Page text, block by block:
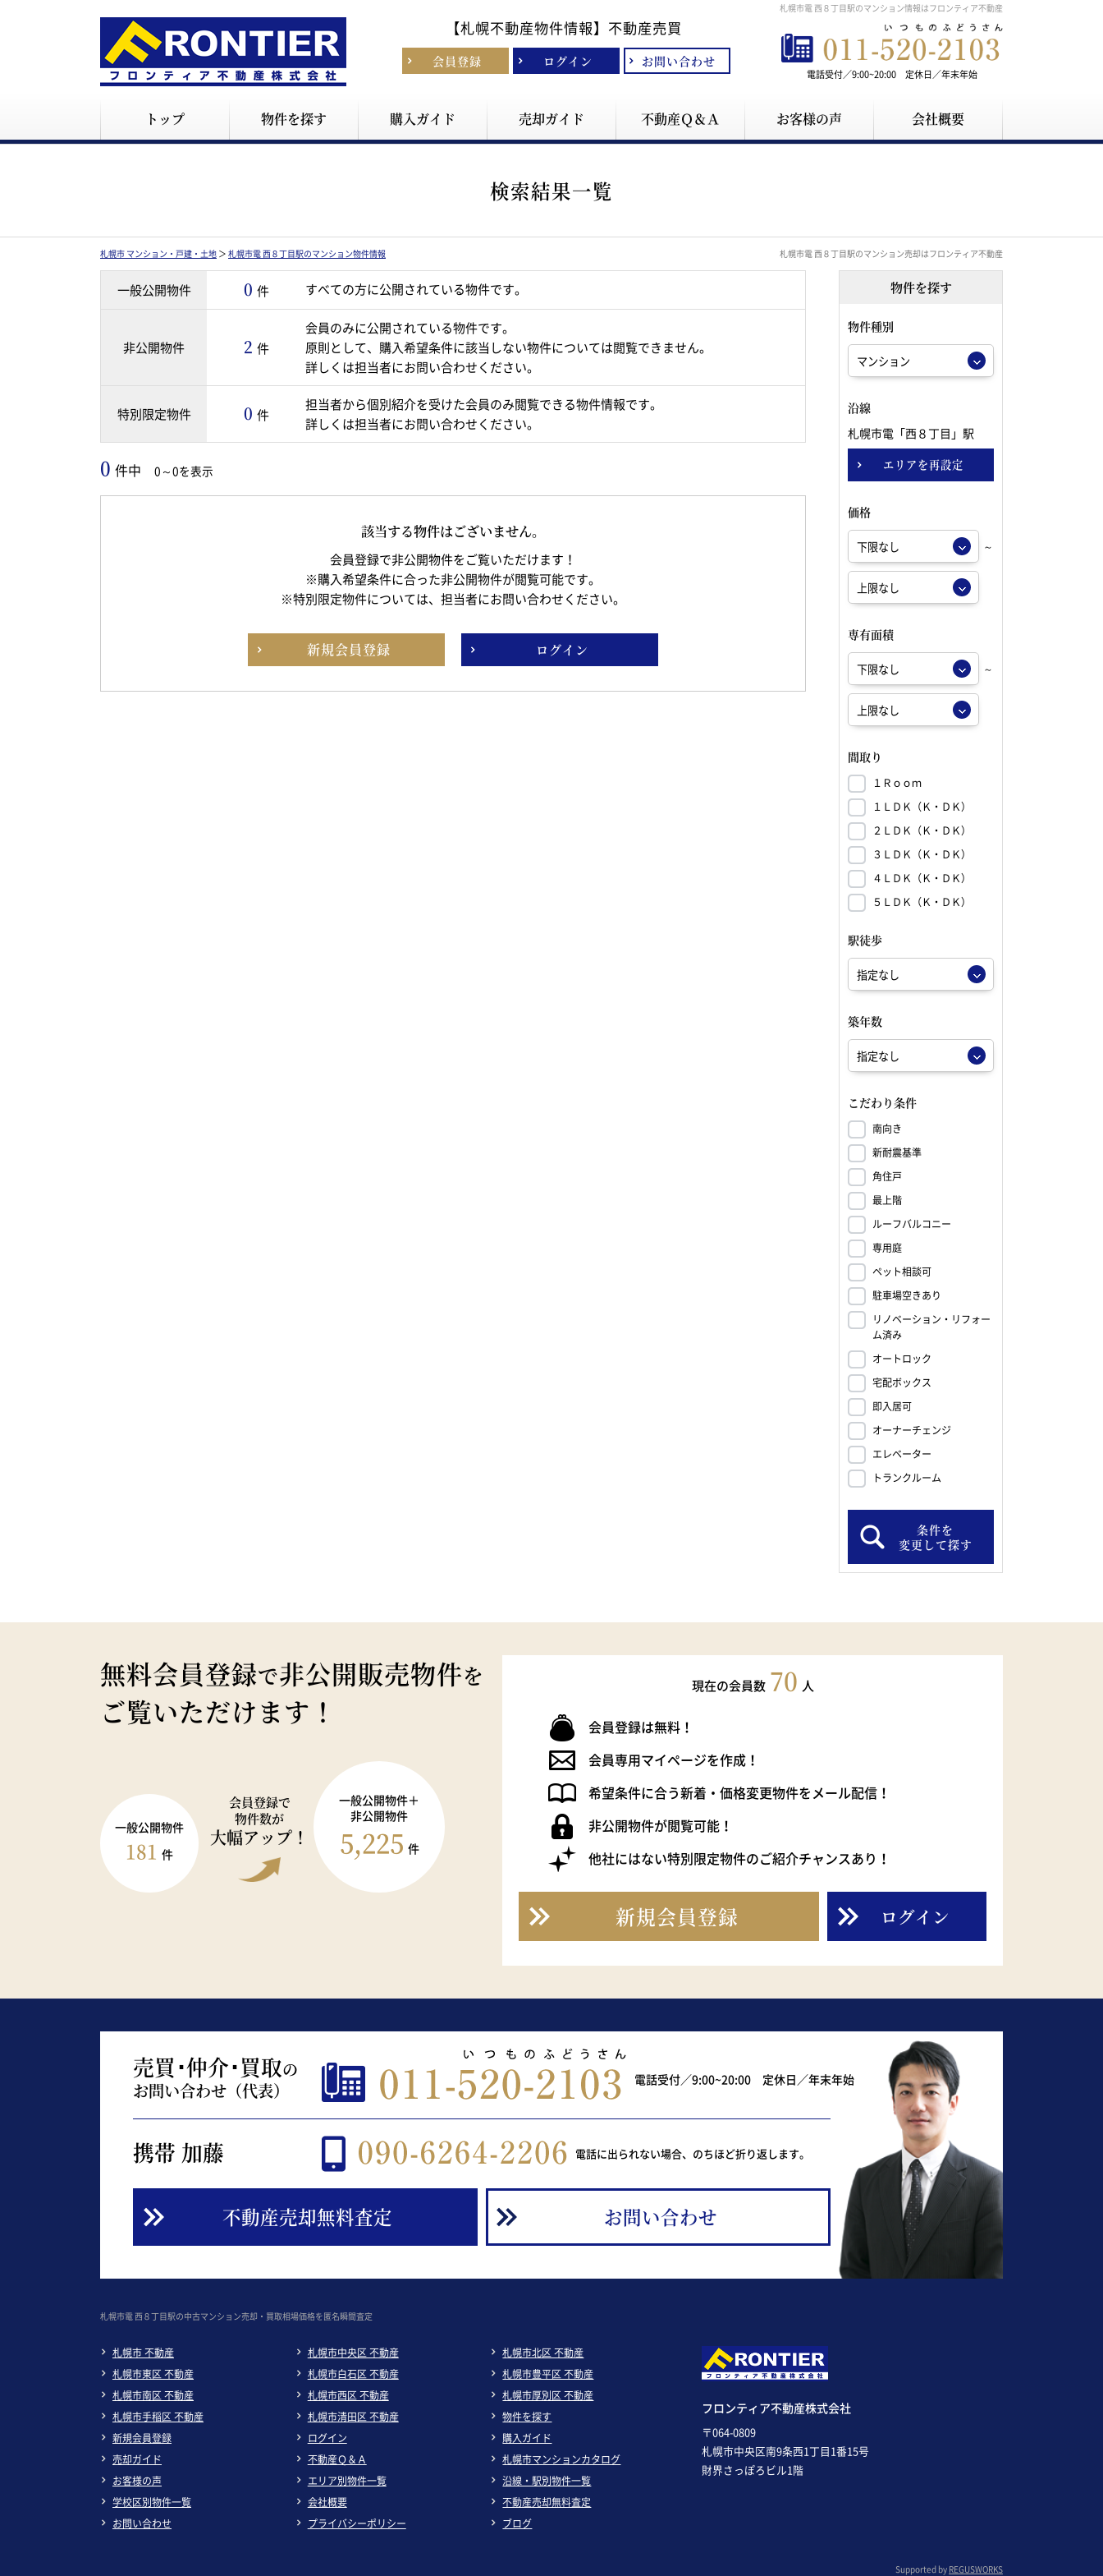
札幌市電 西８丁目駅のマンション情報はフロンティア不動産
【札幌不動産物件情報】 不動産売買
会員登録 ログイン お問い合わせ
電話受付／9:00~20:00 定休日／年末年始
トップ 物件を探す 購入ガイド 売却ガイド 不動産Ｑ＆Ａ お客様の声 会社概要
検索結果一覧
札幌市 マンション・戸建・土地 ＞ 札幌市電 西８丁目駅のマンション物件情報 札幌市電 西８丁目駅のマンション売却はフロンティア不動産
一般公開物件 0 件 すべての方に公開されている物件です。
非公開物件 2 件
会員のみに公開されている物件です。
原則として、購入希望条件に該当しない物件については閲覧できません。
詳しくは担当者にお問い合わせください。
特別限定物件 0 件
担当者から個別紹介を受けた会員のみ閲覧できる物件情報です。
詳しくは担当者にお問い合わせください。
0 件中 0～0を表示
該当する物件はございません。
会員登録で非公開物件をご覧いただけます！
※購入希望条件に合った非公開物件が閲覧可能です。
※特別限定物件については、担当者にお問い合わせください。
新規会員登録 ログイン
物件を探す
物件種別
沿線
札幌市電「西８丁目」駅
エリアを再設定
価格
～
専有面積
～
間取り
１Ｒｏｏｍ
１ＬＤＫ（Ｋ・ＤＫ）
２ＬＤＫ（Ｋ・ＤＫ）
３ＬＤＫ（Ｋ・ＤＫ）
４ＬＤＫ（Ｋ・ＤＫ）
５ＬＤＫ（Ｋ・ＤＫ）
駅徒歩
築年数
こだわり条件
南向き
新耐震基準
角住戸
最上階
ルーフバルコニー
専用庭
ペット相談可
駐車場空きあり
リノベーション・リフォー
ム済み
オートロック
宅配ボックス
即入居可
オーナーチェンジ
エレベーター
トランクルーム
条件を
変更して探す
無料会員登録で非公開販売物件を
ご覧いただけます！
会員登録で
物件数が
大幅アップ！
一般公開物件
181 件
一般公開物件＋
非公開物件
5,225 件
現在の会員数 70 人
会員登録は無料！
会員専用マイページを作成！
希望条件に合う新着・価格変更物件をメール配信！
非公開物件が閲覧可能！
他社にはない特別限定物件のご紹介チャンスあり！
新規会員登録 ログイン
売買･仲介･買取の
お問い合わせ（代表）
電話受付／9:00~20:00 定休日／年末年始
携帯 加藤 電話に出られない場合、のちほど折り返します。
不動産売却無料査定 お問い合わせ
札幌市電 西８丁目駅の中古マンション売却・買取相場価格を匿名瞬間査定
札幌市 不動産 札幌市中央区 不動産
札幌市北区 不動産
札幌市東区 不動産
札幌市白石区 不動産
札幌市豊平区 不動産
札幌市南区 不動産
札幌市西区 不動産
札幌市厚別区 不動産
札幌市手稲区 不動産
札幌市清田区 不動産
物件を探す
新規会員登録
ログイン
購入ガイド
売却ガイド
不動産Ｑ＆Ａ
札幌市マンションカタログ
お客様の声
エリア別物件一覧
沿線・駅別物件一覧
学校区別物件一覧
会社概要
不動産売却無料査定
お問い合わせ
プライバシーポリシー ブログ
フロンティア不動産株式会社
〒064-0809
札幌市中央区南9条西1丁目1番15号
財界さっぽろビル1階
Supported by REGUSWORKS